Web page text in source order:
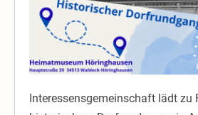
Interessensgemeinschaft lädt zu